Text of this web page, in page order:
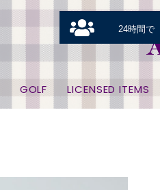
GOLF LICENSED ITEMS
24時間で